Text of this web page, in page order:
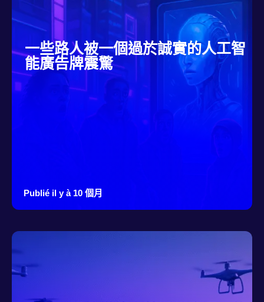
一些路人被一個過於誠實的人工智
能廣告牌震驚
Publié il y à 10 個月